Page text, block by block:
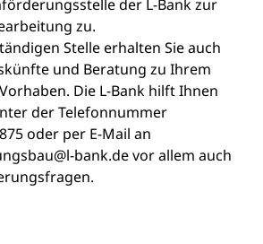
der L-Bank zur
zu.
Stelle erhalten Sie auch
und Beratung zu Ihrem
Die L-Bank hilft Ihnen
der Telefonnummer
oder per E-Mail an
bank.de vor allem auch